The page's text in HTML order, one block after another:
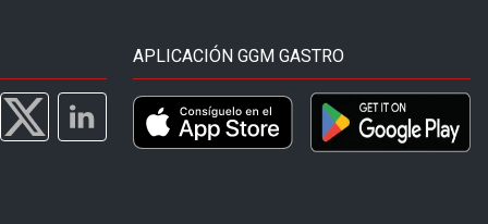
APLICACIÓN GGM GASTRO